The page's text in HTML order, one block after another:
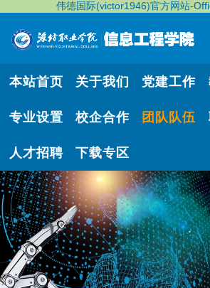
伟德国际(victor1946)官方网站-
本站首页 关于我们 党建工作
专业设置 校企合作 团队队伍
人才招聘 下载专区